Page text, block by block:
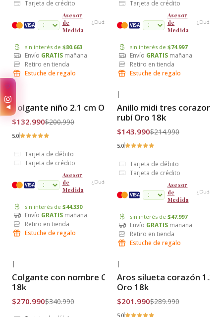
Tarjeta de crédito
VISA
Asesor
de
Medida
¿Dudas? cuotas
sin interés de $80.663
Envío GRATIS mañana
Retiro en tienda
Estuche de regalo
Tarjeta de crédito
VISA
Asesor
de
Medida
¿Dudas?
sin interés de $74.997
Envío GRATIS mañana
Retiro en tienda
Estuche de regalo
Envío Gratis
Colgante niño 2.1 cm Oro 18k
$132.990$200.990
5.0
Tarjeta de débito
Tarjeta de crédito
VISA
Asesor
de
Medida
¿Dudas?
sin interés de $44.330
Envío GRATIS mañana
Retiro en tienda
Estuche de regalo
Envío Gratis
|
Anillo midi tres corazones
rubí Oro 18k
$143.990$214.990
5.0
Tarjeta de débito
Tarjeta de crédito
VISA
Asesor
de
Medida
¿Dudas?
sin interés de $47.997
Envío GRATIS mañana
Retiro en tienda
Estuche de regalo
Envío Gratis
|
Colgante con nombre Oro
18k
$270.990$340.990
Envío Gratis
|
Aros silueta corazón 1.2
Oro 18k
$201.990$289.990
5.0
✨
◀